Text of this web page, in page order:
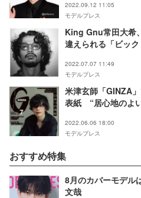
2022.09.12 11:05
モデルプレス
King Gnu常田大希
違えられる「ビッ
2022.07.07 11:49
モデルプレス
米津玄師「GINZA
表紙 “居心地のよ
2022.06.06 18:00
モデルプレス
おすすめ特集
8月のカバーモデル
文哉